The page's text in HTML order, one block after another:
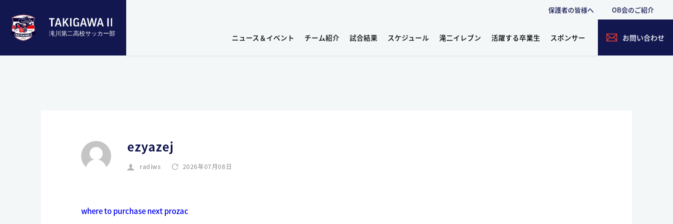
滝川第二高校サッカー部
保護者の皆様へ OB会のご紹介
ニュース＆イベント チーム紹介 試合結果 スケジュール 滝二イレブン 活躍する卒業生 スポンサー お問い合わせ
ezyazej
radiws 2026年07月08日
where to purchase next prozac